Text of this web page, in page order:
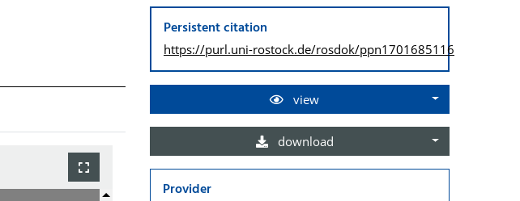
Persistent citation
https://purl.uni-rostock.de/rosdok/ppn1701685116
view
download
Provider